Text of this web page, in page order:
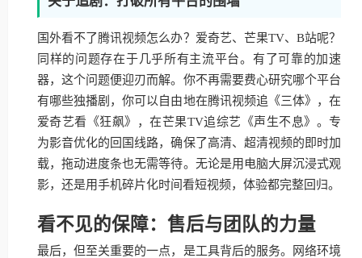
国外看不了腾讯视频怎么办？爱奇艺、芒果TV、B站呢？
同样的问题存在于几乎所有主流平台。有了可靠的加速
器，这个问题便迎刃而解。你不再需要费心研究哪个平台
有哪些独播剧，你可以自由地在腾讯视频追《三体》，在
爱奇艺看《狂飙》，在芒果TV追综艺《声生不息》。专
为影音优化的回国线路，确保了高清、超清视频的即时加
载，拖动进度条也无需等待。无论是用电脑大屏沉浸式观
影，还是用手机碎片化时间看短视频，体验都完整回归。
看不见的保障：售后与团队的力量
最后，但至关重要的一点，是工具背后的服务。网络环境